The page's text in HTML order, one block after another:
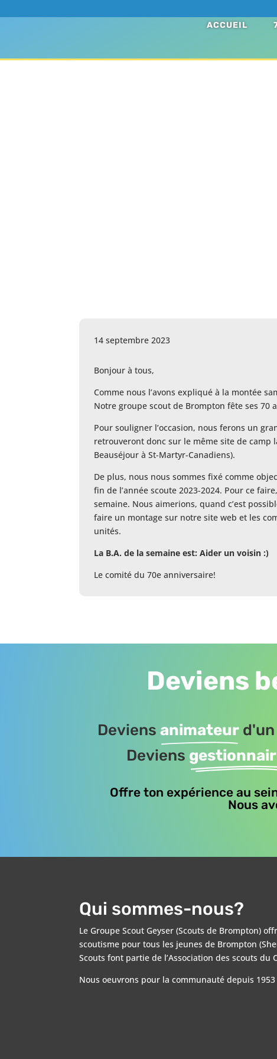
ACCUEIL
14 septembre 2023
Bonjour à tous,
Comme nous l’avons expliqué à la montée
Notre groupe scout de Brompton fête ses 70
Pour souligner l’occasion, nous ferons un
retrouveront donc sur le même site de camp
Beauséjour à St-Martyr-Canadiens).
De plus, nous nous sommes fixé comme
fin de l’année scoute 2023-2024. Pour ce
semaine. Nous aimerions, quand c’est
faire un montage sur notre site web et les
unités.
La B.A. de la semaine est: Aider un voisin :)
Le comité du 70e anniversaire!
Deviens
Deviensanimateur
Deviens
Offre ton expérience au
Nous
Qui sommes-nous?
Le Groupe Scout Geyser (Scouts de Brompton)
scoutisme pour tous les jeunes de Brompton
Scouts font partie de l’Association des scouts du
Nous oeuvrons pour la communauté depuis 1953